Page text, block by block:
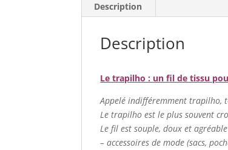
Description
Description
Le trapilho : un fil de tissu
Appelé indifféremment trapilho,
Le trapilho est le plus souvent
Le fil est souple, doux et
– accessoires de mode (sacs,